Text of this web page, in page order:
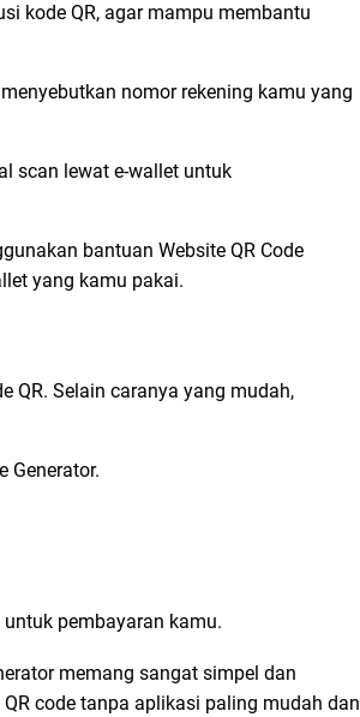
kode QR, agar mampu membantu
nomor rekening kamu yang
scan lewat e-wallet untuk
bantuan Website QR Code
yang kamu pakai.
QR. Selain caranya yang mudah,
Generator.
pembayaran kamu.
memang sangat simpel dan
code tanpa aplikasi paling mudah dan